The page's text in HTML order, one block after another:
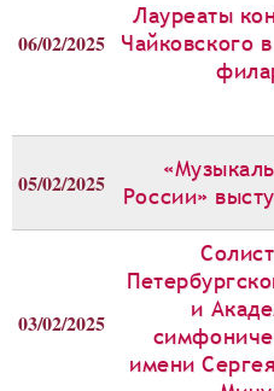
06/02/2025
Лауреаты
Чайковского
05/02/2025
России»
03/02/2025
и
имени